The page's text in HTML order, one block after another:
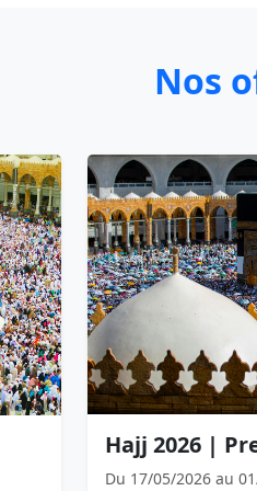
Nos
Hajj 2026 |
Du 17/05/2026 au